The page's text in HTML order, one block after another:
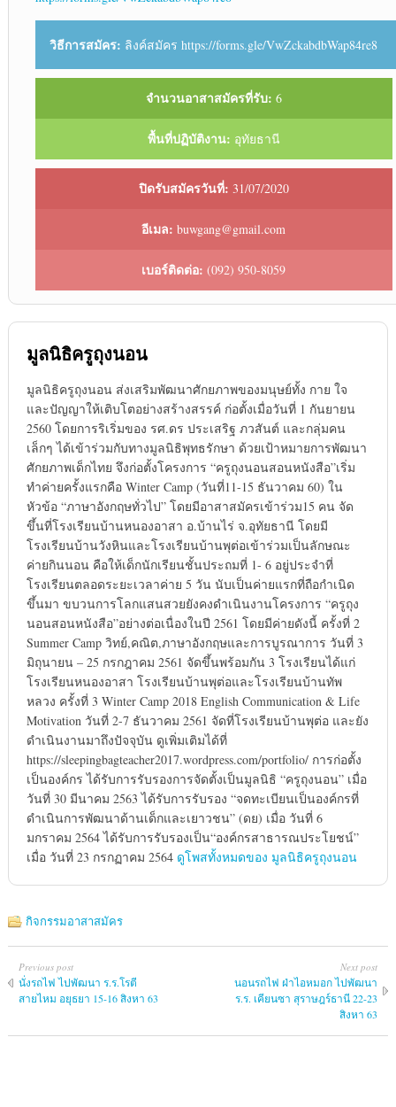
วิธีการสมัคร: ลิงค์สมัคร https://forms.gle/VwZckabdbWap84re8
จำนวนอาสาสมัครที่รับ: 6
พื้นที่ปฏิบัติงาน: อุทัยธานี
ปิดรับสมัครวันที่: 31/07/2020
อีเมล: buwgang@gmail.com
เบอร์ติดต่อ: (092) 950-8059
มูลนิธิครูถุงนอน
มูลนิธิครูถุงนอน ส่งเสริมพัฒนาศักยภาพของมนุษย์ทั้ง กาย ใจ
และปัญญาให้เติบโตอย่างสร้างสรรค์ ก่อตั้งเมื่อวันที่ 1 กันยายน
2560 โดยการริเริ่มของ รศ.ดร ประเสริฐ ภวสันต์ และกลุ่มคน
เล็กๆ ได้เข้าร่วมกับทางมูลนิธิพุทธรักษา ด้วยเป้าหมายการพัฒนา
ศักยภาพเด็กไทย จึงก่อตั้งโครงการ “ครูถุงนอนสอนหนังสือ”เริ่ม
ทำค่ายครั้งแรกคือ Winter Camp (วันที่11-15 ธันวาคม 60) ใน
หัวข้อ “ภาษาอังกฤษทั่วไป” โดยมีอาสาสมัครเข้าร่วม15 คน จัด
ขึ้นที่โรงเรียนบ้านหนองอาสา อ.บ้านไร่ จ.อุทัยธานี โดยมี
โรงเรียนบ้านวังหินและโรงเรียนบ้านพุต่อเข้าร่วมเป็นลักษณะ
ค่ายกินนอน คือให้เด็กนักเรียนชั้นประถมที่ 1- 6 อยู่ประจำที่
โรงเรียนตลอดระยะเวลาค่าย 5 วัน นับเป็นค่ายแรกที่ถือกำเนิด
ขึ้นมา ขบวนการโลกแสนสวยยังคงดำเนินงานโครงการ “ครูถุง
นอนสอนหนังสือ”อย่างต่อเนื่องในปี 2561 โดยมีค่ายดังนี้ ครั้งที่ 2
Summer Camp วิทย์,คณิต,ภาษาอังกฤษและการบูรณาการ วันที่ 3
มิถุนายน – 25 กรกฎาคม 2561 จัดขึ้นพร้อมกัน 3 โรงเรียนได้แก่
โรงเรียนหนองอาสา โรงเรียนบ้านพุต่อและโรงเรียนบ้านทัพ
หลวง ครั้งที่ 3 Winter Camp 2018 English Communication & Life
Motivation วันที่ 2-7 ธันวาคม 2561 จัดที่โรงเรียนบ้านพุต่อ และยัง
ดำเนินงานมาถึงปัจจุบัน ดูเพิ่มเติมได้ที่
https://sleepingbagteacher2017.wordpress.com/portfolio/ การก่อตั้ง
เป็นองค์กร ได้รับการรับรองการจัดตั้งเป็นมูลนิธิ “ครูถุงนอน” เมื่อ
วันที่ 30 มีนาคม 2563 ได้รับการรับรอง “จดทะเบียนเป็นองค์กรที่
ดำเนินการพัฒนาด้านเด็กและเยาวชน” (ดย) เมื่อ วันที่ 6
มกราคม 2564 ได้รับการรับรองเป็น“องค์กรสาธารณประโยชน์”
เมื่อ วันที่ 23 กรกฏาคม 2564 ดูโพสทั้งหมดของ มูลนิธิครูถุงนอน
กิจกรรมอาสาสมัคร
Previous post
นั่งรถไฟ ไปพัฒนา ร.ร.โรตี
สายไหม อยุธยา 15-16 สิงหา 63
Next post
นอนรถไฟ ฝ่าไอหมอก ไปพัฒนา
ร.ร. เคียนซา สุราษฎร์ธานี 22-23
สิงหา 63